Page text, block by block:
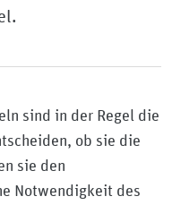
sind in der Regel die
ob sie die
sie den
Notwendigkeit des